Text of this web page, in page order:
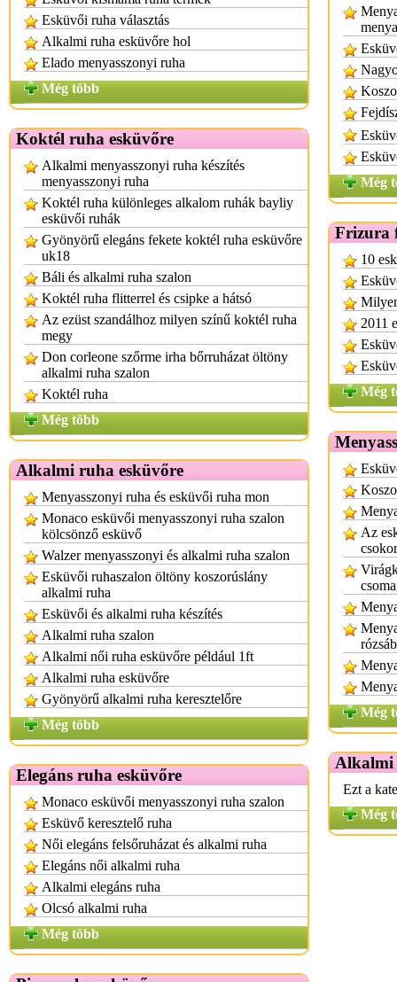
Esküvői ruha választás
Alkalmi ruha esküvőre hol
Elado menyasszonyi ruha
Még több
Koktél ruha esküvőre
Alkalmi menyasszonyi ruha készítés
menyasszonyi ruha
Koktél ruha különleges alkalom ruhák bayliy
esküvői ruhák
Gyönyörű elegáns fekete koktél ruha esküvőre
uk18
Báli és alkalmi ruha szalon
Koktél ruha flitterrel és csipke a hátsó
Az ezüst szandálhoz milyen színű koktél ruha
megy
Don corleone szőrme irha bőrruházat öltöny
alkalmi ruha szalon
Koktél ruha
Még több
Alkalmi ruha esküvőre
Menyasszonyi ruha és esküvői ruha mon
Monaco esküvői menyasszonyi ruha szalon
kölcsönző esküvő
Walzer menyasszonyi és alkalmi ruha szalon
Esküvői ruhaszalon öltöny koszorúslány
alkalmi ruha
Esküvői és alkalmi ruha készítés
Alkalmi ruha szalon
Alkalmi női ruha esküvőre például 1ft
Alkalmi ruha esküvőre
Gyönyörű alkalmi ruha keresztelőre
Még több
Elegáns ruha esküvőre
Monaco esküvői menyasszonyi ruha szalon
Esküvő keresztelő ruha
Női elegáns felsőruházat és alkalmi ruha
Elegáns női alkalmi ruha
Alkalmi elegáns ruha
Olcsó alkalmi ruha
Még több
Még
Frizura
10
2011
Még
Az
csokor
Még
Alkalmi
Ezt a
Még